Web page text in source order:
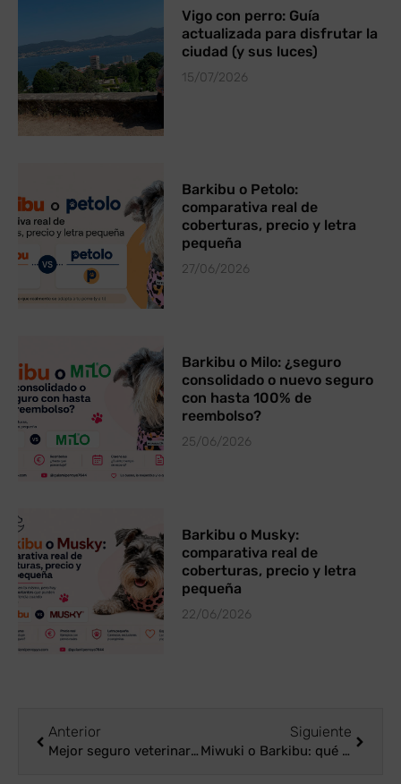
Vigo con perro: Guía
actualizada para disfrutar la
ciudad (y sus luces)
15/07/2026
Barkibu o Petolo:
comparativa real de
coberturas, precio y letra
pequeña
27/06/2026
Barkibu o Milo: ¿seguro
consolidado o nuevo seguro
con hasta 100% de
reembolso?
25/06/2026
Barkibu o Musky:
comparativa real de
coberturas, precio y letra
pequeña
22/06/2026
Anterior
Mejor seguro veterinario para perros en 2026: comparativa por precio, cobertura y opiniones
Siguiente
Miwuki o Barkibu: qué seguro veterinario elegir según cobertura, precio y reembolso